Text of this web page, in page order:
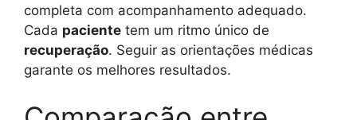
completa com acompanhamento adequado.
Cada paciente tem um ritmo único de
recuperação. Seguir as orientações médicas
garante os melhores resultados.